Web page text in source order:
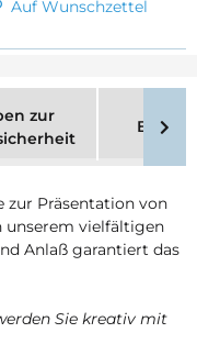
Auf Wunschzettel
zur
zur Präsentation von
unserem vielfältigen
Anlaß garantiert das
Sie kreativ mit